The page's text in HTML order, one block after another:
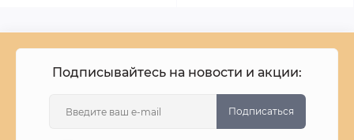
Подписывайтесь на новости и акции:
Подписаться